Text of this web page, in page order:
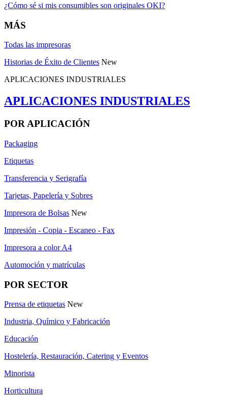
¿Cómo sé si mis consumibles son originales OKI?
MÁS
Todas las impresoras
Historias de Éxito de Clientes New
APLICACIONES INDUSTRIALES
APLICACIONES INDUSTRIALES
POR APLICACIÓN
Packaging
Etiquetas
Transferencia y Serigrafía
Tarjetas, Papelería y Sobres
Impresora de Bolsas New
Impresión - Copia - Escaneo - Fax
Impresora a color A4
Automoción y matrículas
POR SECTOR
Prensa de etiquetas New
Industria, Químico y Fabricación
Educación
Hostelería, Restauración, Catering y Eventos
Minorista
Horticultura